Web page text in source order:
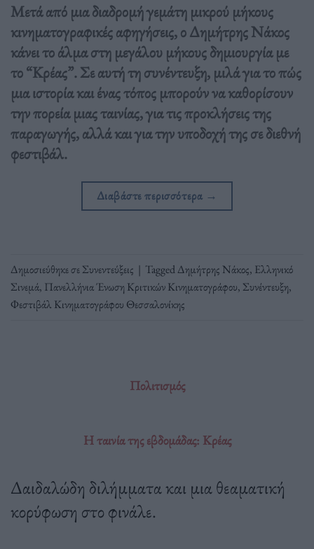
Μετά από μια διαδρομή γεμάτη μικρού μήκους
κινηματογραφικές αφηγήσεις, ο Δημήτρης Νάκος
κάνει το άλμα στη μεγάλου μήκους δημιουργία με
το “Κρέας”. Σε αυτή τη συνέντευξη, μιλά για το πώς
μια ιστορία και ένας τόπος μπορούν να καθορίσουν
την πορεία μιας ταινίας, για τις προκλήσεις της
παραγωγής, αλλά και για την υποδοχή της σε διεθνή
φεστιβάλ.
Διαβάστε περισσότερα →
Δημοσιεύθηκε σεΣυνεντεύξεις | TaggedΔημήτρης Νάκος, Ελληνικό
Σινεμά, Πανελλήνια Ένωση Κριτικών Κινηματογράφου, Συνέντευξη,
Φεστιβάλ Κινηματογράφου Θεσσαλονίκης
Πολιτισμός
H ταινία της εβδομάδας: Κρέας
Δαιδαλώδη διλήμματα και μια θεαματική
κορύφωση στο φινάλε.